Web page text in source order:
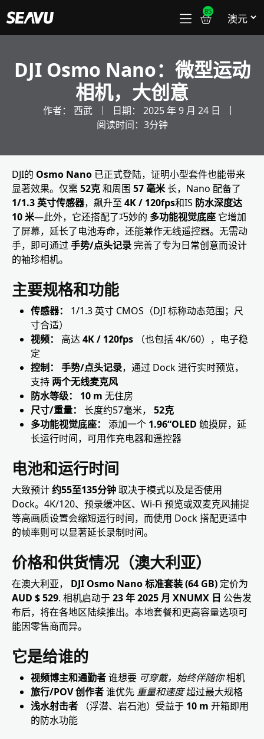
85
DJI Osmo Nano：微型运动
相机，大创意
作者： 西武 日期： 2025 年 9 月 24 日
阅读时间：3分钟
DJI的 Osmo Nano 已正式登陆，证明小型套件也能带来
显著效果。仅需 52克和周围 57 毫米长，Nano 配备了
1/1.3 英寸传感器，飙升至 4K / 120fps和IS 防水深度达
10 米—此外，它还搭配了巧妙的 多功能视觉底座 它增加
了屏幕，延长了电池寿命，还能兼作无线遥控器。无需动
手，即可通过手势/点头记录完善了专为日常创意而设计
的袖珍相机。
主要规格和功能
传感器：
1/1.3 英寸 CMOS（DJI 标称动态范围；尺
寸合适）
视频：
高达4K / 120fps （也包括 4K/60），电子稳
定
控制：
手势/点头记录，通过 Dock 进行实时预览，
支持 两个无线麦克风
防水等级：
10 m 无住房
尺寸/重量：
长度约57毫米， 52克
多功能视觉底座：
添加一个 1.96“OLED 触摸屏，延
长运行时间，可用作充电器和遥控器
电池和运行时间
大致预计约55至135分钟取决于模式以及是否使用
Dock。4K/120、预录缓冲区、Wi-Fi 预览或双麦克风捕捉
等高画质设置会缩短运行时间，而使用 Dock 搭配更适中
的帧率则可以显著延长录制时间。
价格和供货情况（澳大利亚）
在澳大利亚， DJI Osmo Nano 标准套装 (64 GB) 定价为
AUD $ 529. 相机启动于23 年 2025 月 XNUMX 日 公告发
布后，将在各地区陆续推出。本地套餐和更高容量选项可
能因零售商而异。
它是给谁的
视频博主和通勤者谁想要 可穿戴，始终伴随你相机
旅行/POV 创作者谁优先 重量和速度超过最大规格
浅水射击者 （浮潜、岩石池）受益于 10 m 开箱即用
的防水功能